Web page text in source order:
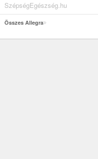
SzépségEgészség.hu
Összes Allegra